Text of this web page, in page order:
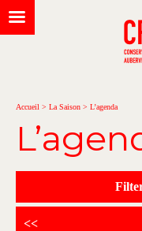
Accueil > La Saison > L’agenda
<<